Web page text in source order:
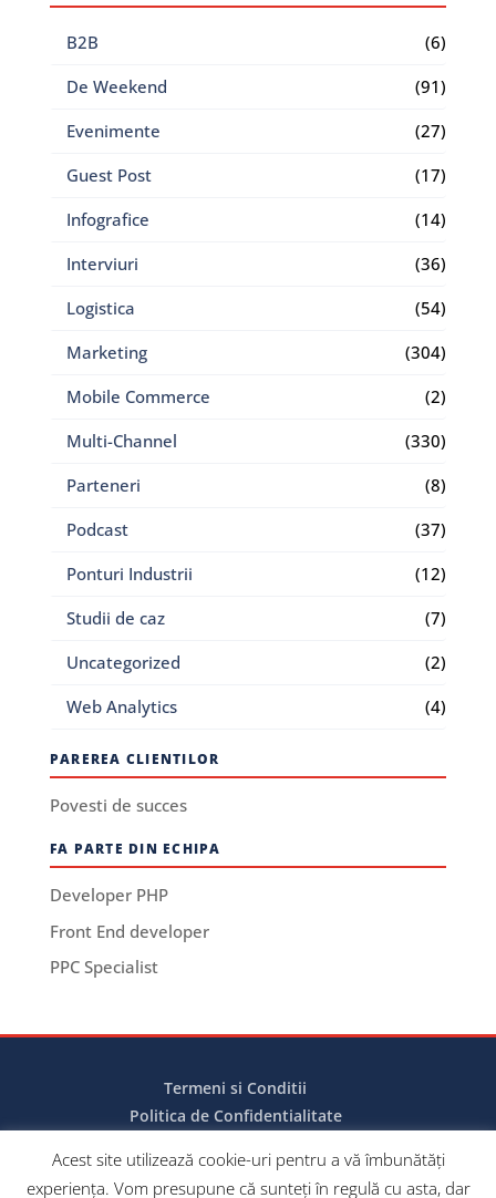
B2B
(6)
De Weekend
(91)
Evenimente
(27)
Guest Post
(17)
Infografice
(14)
Interviuri
(36)
Logistica
(54)
Marketing
(304)
Mobile Commerce
(2)
Multi-Channel
(330)
Parteneri
(8)
Podcast
(37)
Ponturi Industrii
(12)
Studii de caz
(7)
Uncategorized
(2)
Web Analytics
(4)
PAREREA CLIENTILOR
Povesti de succes
FA PARTE DIN ECHIPA
Developer PHP
Front End developer
PPC Specialist
Termeni si Conditii
Politica de Confidentialitate
Acest site utilizează cookie-uri pentru a vă îmbunătăți
experiența. Vom presupune că sunteți în regulă cu asta, dar